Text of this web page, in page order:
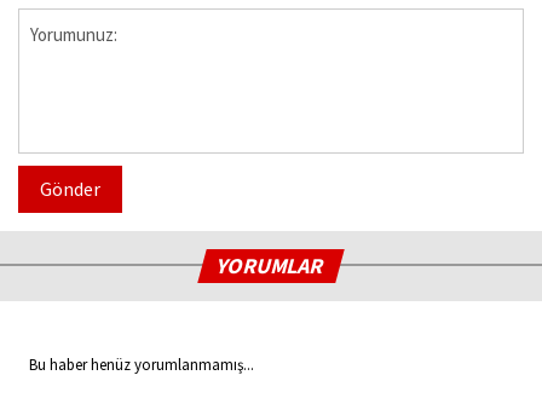
Gönder
YORUMLAR
Bu haber henüz yorumlanmamış...